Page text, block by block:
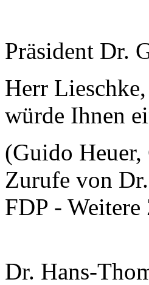
Präsident Dr.
Herr
würde Ihnen
(Guido
Zurufe von
FDP -
Dr. Hans-